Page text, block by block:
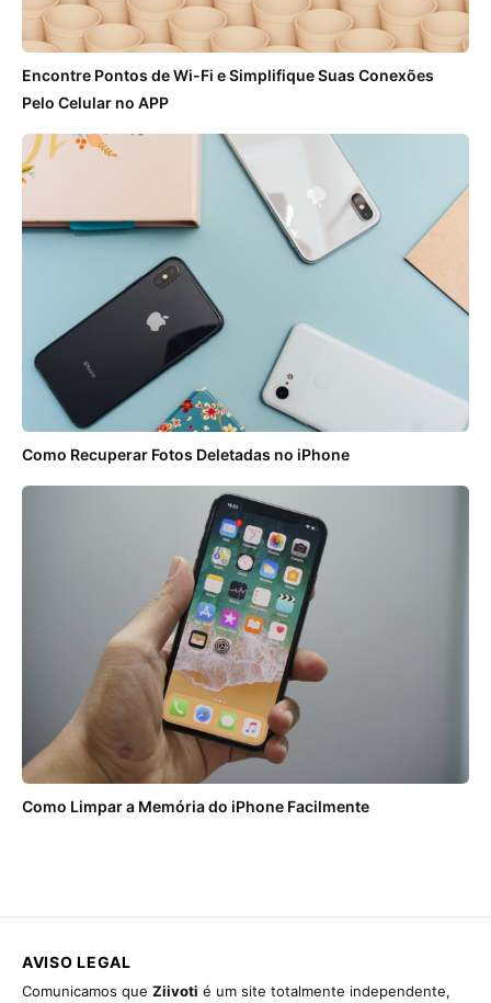
Encontre Pontos de Wi-Fi e Simplifique Suas Conexões
Pelo Celular no APP
Como Recuperar Fotos Deletadas no iPhone
Como Limpar a Memória do iPhone Facilmente
AVISO LEGAL
Comunicamos que Ziivoti é um site totalmente independente,